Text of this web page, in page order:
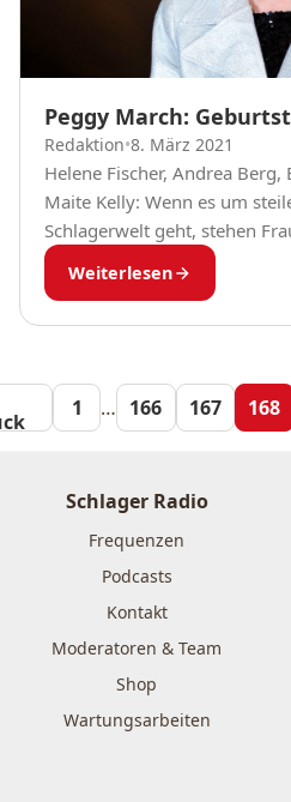
Peggy March:
Redaktion•8. März 2021
Helene Fischer, Andrea
Maite Kelly: Wenn es um
Schlagerwelt geht, stehen
nichts nach. Sie sind
Weiterlesen
1 … 166 167 168
Schlager Radio
Frequenzen
Podcasts
Kontakt
Moderatoren & Team
Shop
Wartungsarbeiten